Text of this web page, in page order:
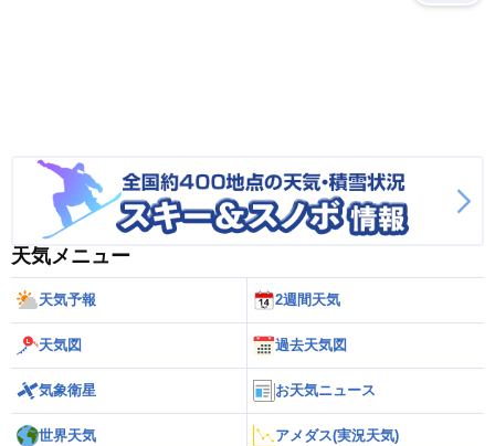
天気メニュー
天気予報 2週間天気
天気図 過去天気図
気象衛星 お天気ニュース
世界天気 アメダス(実況天気)